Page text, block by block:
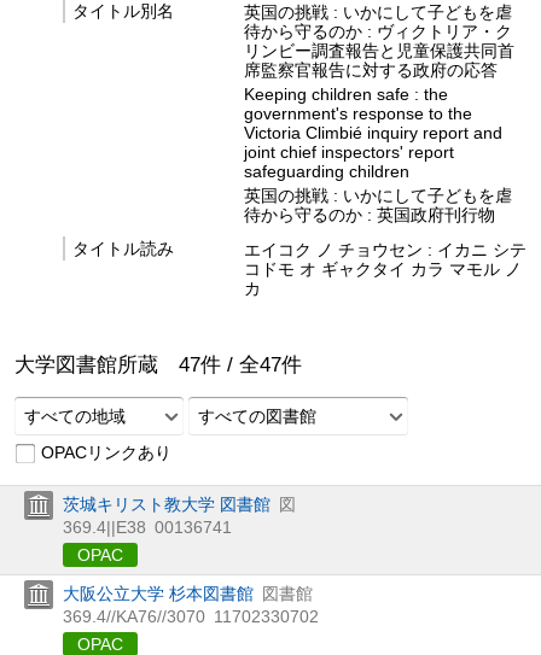
タイトル別名
英国の挑戦 : いかにして子どもを虐
待から守るのか : ヴィクトリア・ク
リンビー調査報告と児童保護共同首
席監察官報告に対する政府の応答
Keeping children safe : the
government's response to the
Victoria Climbié inquiry report and
joint chief inspectors' report
safeguarding children
英国の挑戦 : いかにして子どもを虐
待から守るのか : 英国政府刊行物
タイトル読み
エイコク ノ チョウセン : イカニ シテ
コドモ オ ギャクタイ カラ マモル ノ
カ
大学図書館所蔵 47件 / 全47件
すべての地域
すべての図書館
OPACリンクあり
茨城キリスト教大学 図書館 図
369.4||E38 00136741
OPAC
大阪公立大学 杉本図書館 図書館
369.4//KA76//3070 11702330702
OPAC